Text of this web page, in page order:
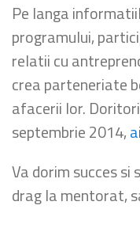
Pe langa
programului,
relatii cu
crea parteneriate
afacerii lor.
septembrie 2014,
Va dorim succes
drag la mentorat,